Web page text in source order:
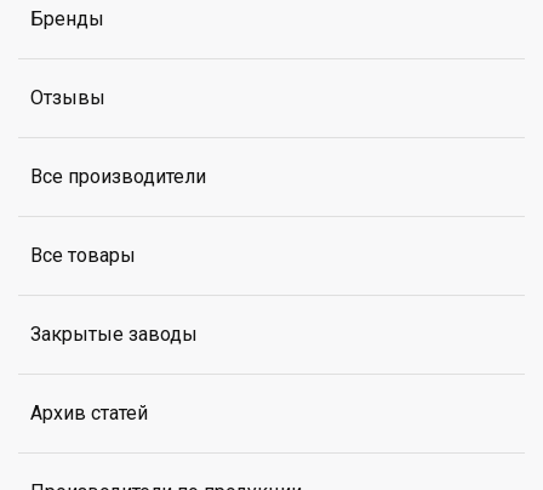
Бренды
Отзывы
Все производители
Все товары
Закрытые заводы
Архив статей